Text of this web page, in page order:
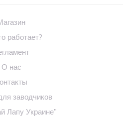
работает?
О нас
заводчиков
Лапу Украине"